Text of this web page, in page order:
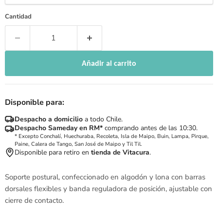
Cantidad
Añadir al carrito
Disponible para:
Despacho a domicilio a todo Chile.
Despacho Sameday en RM* comprando antes de las 10:30.
* Excepto Conchalí, Huechuraba, Recoleta, Isla de Maipo, Buin, Lampa, Pirque,
Paine, Calera de Tango, San José de Maipo y Til Til.
Disponible para retiro en tienda de Vitacura.
Soporte postural, confeccionado en algodón y lona con barras
dorsales flexibles y banda reguladora de posición, ajustable con
cierre de contacto.